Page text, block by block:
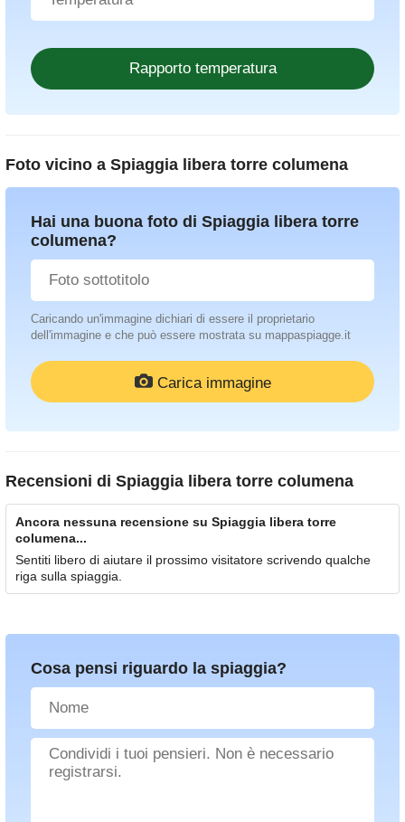
Foto vicino a Spiaggia libera torre columena
Hai una buona foto di Spiaggia libera torre
columena?
Caricando un'immagine dichiari di essere il proprietario
dell'immagine e che può essere mostrata su mappaspiagge.it
Carica immagine
Recensioni di Spiaggia libera torre columena
Ancora nessuna recensione su Spiaggia libera torre
columena...
Sentiti libero di aiutare il prossimo visitatore scrivendo qualche
riga sulla spiaggia.
Cosa pensi riguardo la spiaggia?